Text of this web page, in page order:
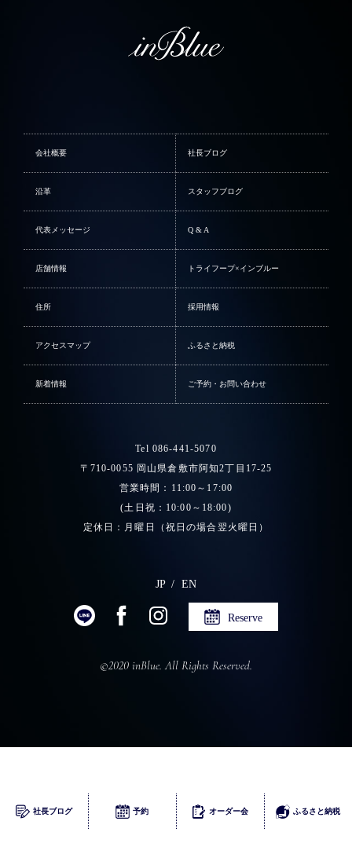
会社概要 社長ブログ
沿革 スタッフブログ
代表メッセージ Q & A
店舗情報 トライフープ×インブルー
住所 採用情報
アクセスマップ ふるさと納税
新着情報 ご予約・お問い合わせ
Tel 086-441-5070
〒710-0055 岡山県倉敷市阿知2丁目17-25
営業時間：11:00～17:00
(土日祝：10:00～18:00)
定休日：月曜日（祝日の場合翌火曜日）
JP EN
Reserve
©2020 inBlue. All Rights Reserved.
ふるさとチョイス
社長ブログ 予約 オーダー会 ふるさと納税